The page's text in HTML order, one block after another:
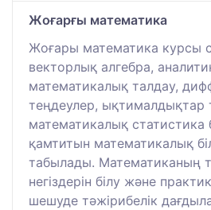
Жоғарғы математика
Жоғары математика курсы
векторлық алгебра,
математикалық талдау,
теңдеулер, ықтималдықтар
математикалық статистика
қамтитын математикалық
табылады. Математиканың
негіздерін білу және
шешуде тәжірибелік